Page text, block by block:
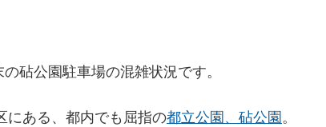
砧公園駐車場の混雑状況です。
にある、都内でも屈指の都立公園、砧公園 。